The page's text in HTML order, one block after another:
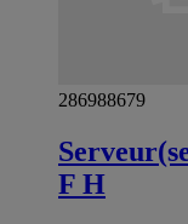
286988679
F H